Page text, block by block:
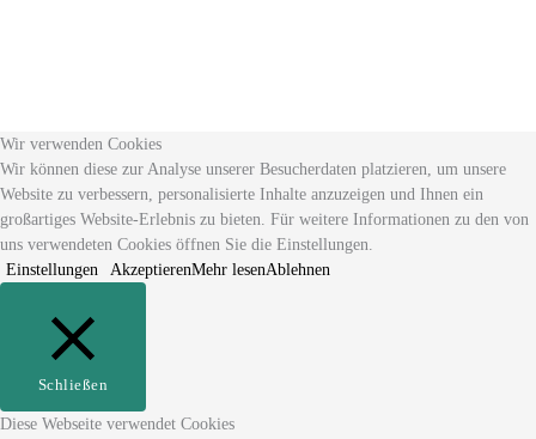
Wir verwenden Cookies
Wir können diese zur Analyse unserer Besucherdaten platzieren, um unsere
Website zu verbessern, personalisierte Inhalte anzuzeigen und Ihnen ein
großartiges Website-Erlebnis zu bieten. Für weitere Informationen zu den von
uns verwendeten Cookies öffnen Sie die Einstellungen.
Einstellungen
AkzeptierenMehr lesenAblehnen
Schließen
Diese Webseite verwendet Cookies